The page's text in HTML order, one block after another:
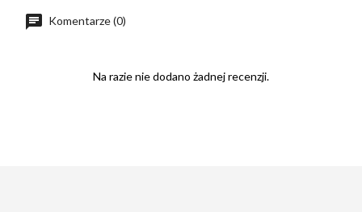
Komentarze (0)
Na razie nie dodano żadnej recenzji.